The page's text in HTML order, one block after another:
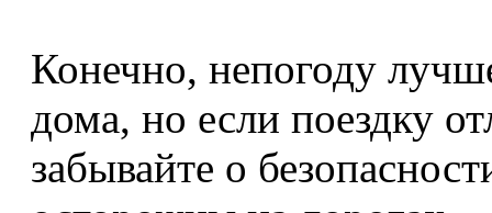
Конечно, непогоду
дома, но если поездку
забывайте о